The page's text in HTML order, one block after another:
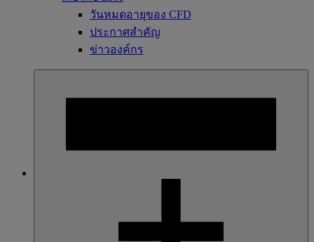
วันหมดอายุของ CFD
ประกาศสำคัญ
ข่าวองค์กร